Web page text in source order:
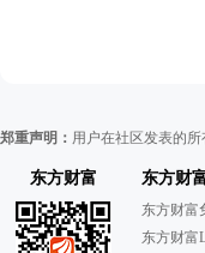
郑重声明： 用户在社区发表的
东方财富 东方财
东方财富
东方财富